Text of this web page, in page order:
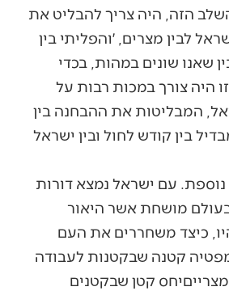
הזה, היה צריך להבליט את
לבין מצרים, ׳והפליתי בין
שאנו שונים במהות, בכדי
היה צורך במכות רבות על
המבליטות את ההבחנה בין
בין קודש לחול ובין ישראל
עם ישראל נמצא דורות
בעולם מושחת אשר היאור
כיצד משחררים את העם
קטנה שבקטנות לעבודה
קטן שבקטנים